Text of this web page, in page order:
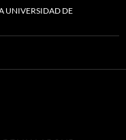
UNIVERSIDAD DE